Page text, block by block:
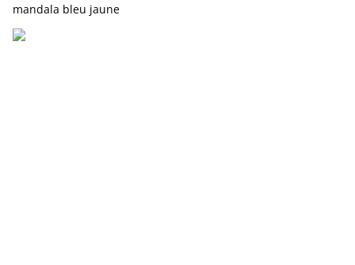
mandala bleu jaune